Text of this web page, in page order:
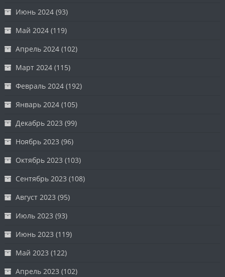
Июнь 2024 (93)
Май 2024 (119)
Апрель 2024 (102)
Март 2024 (115)
Февраль 2024 (192)
Январь 2024 (105)
Декабрь 2023 (99)
Ноябрь 2023 (96)
Октябрь 2023 (103)
Сентябрь 2023 (108)
Август 2023 (95)
Июль 2023 (93)
Июнь 2023 (119)
Май 2023 (122)
Апрель 2023 (102)